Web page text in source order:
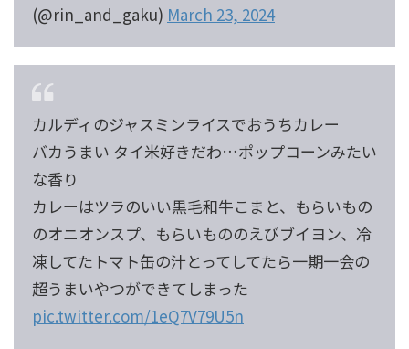
(@rin_and_gaku) March 23, 2024
カルディのジャスミンライスでおうちカレー
バカうまい タイ米好きだわ…ポップコーンみたい
な香り
カレーはツラのいい黒毛和牛こまと、もらいもの
のオニオンスプ、もらいもののえびブイヨン、冷
凍してたトマト缶の汁とってしてたら一期一会の
超うまいやつができてしまった
pic.twitter.com/1eQ7V79U5n